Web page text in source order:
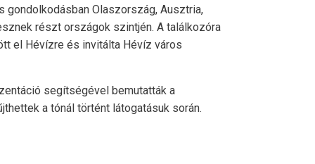
Olaszország, Ausztria,
részt országok szintjén. A találkozóra
el Hévízre és invitálta Hévíz város
segítségével bemutatták a
a tónál történt látogatásuk során.